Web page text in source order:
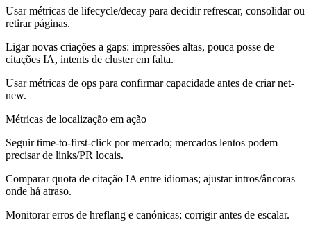
Usar métricas de lifecycle/decay para decidir refrescar, consolidar ou
retirar páginas.
Ligar novas criações a gaps: impressões altas, pouca posse de
citações IA, intents de cluster em falta.
Usar métricas de ops para confirmar capacidade antes de criar net-
new.
Métricas de localização em ação
Seguir time-to-first-click por mercado; mercados lentos podem
precisar de links/PR locais.
Comparar quota de citação IA entre idiomas; ajustar intros/âncoras
onde há atraso.
Monitorar erros de hreflang e canónicas; corrigir antes de escalar.